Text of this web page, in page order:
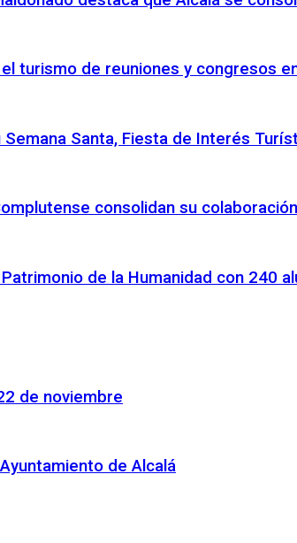
turismo de reuniones y congresos
Santa, Fiesta de Interés
consolidan su
de la Humanidad con 240
de noviembre
de Alcalá